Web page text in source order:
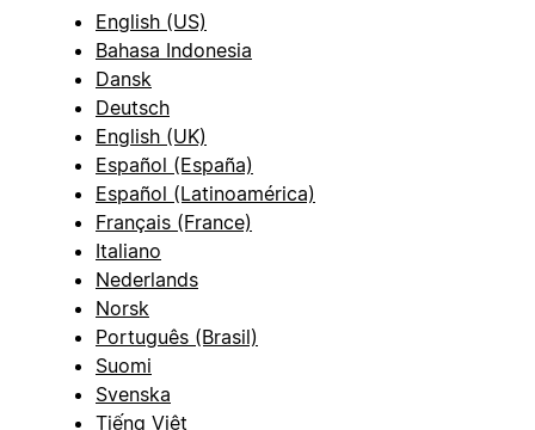
English (US)
Bahasa Indonesia
Dansk
Deutsch
English (UK)
Español (España)
Español (Latinoamérica)
Français (France)
Italiano
Nederlands
Norsk
Português (Brasil)
Suomi
Svenska
Tiếng Việt